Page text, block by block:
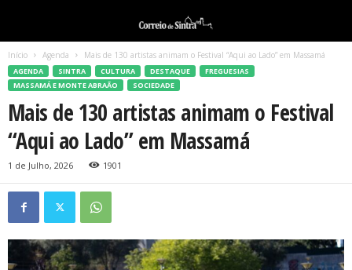
Início Agenda Mais de 130 artistas animam o Festival “Aqui ao Lado” em Massamá
AGENDA SINTRA CULTURA DESTAQUE
FREGUESIAS
MASSAMÁ E MONTE ABRAÃO
SOCIEDADE
Mais de 130 artistas animam o Festival
“Aqui ao Lado” em Massamá
1 de Julho, 2026 1901